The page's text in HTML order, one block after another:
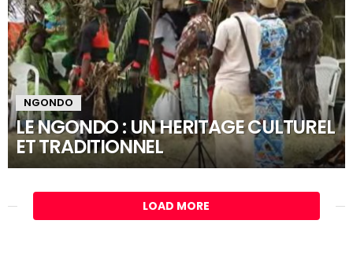
NGONDO
LE NGONDO : UN HERITAGE CULTUREL
ET TRADITIONNEL
LOAD MORE